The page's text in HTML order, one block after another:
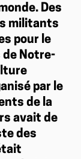
Des
militants
pour le
de Notre-
par le
de la
avait de
des